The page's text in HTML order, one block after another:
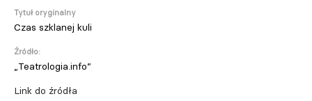
Tytuł oryginalny
Czas szklanej kuli
Źródło:
„Teatrologia.info”
Link do źródła